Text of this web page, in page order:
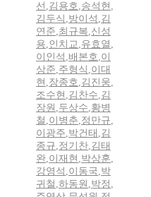
선 ,김용호,송석현 ,
김두식 ,방이석 ,김
연준,최규복,신성
용,인치교,유효열 ,
이인석 ,배본호,이
상준,주형식 ,이대
현 ,장종호,김진웅,
조수현 ,김찬수,김
장원 ,두상수,황병
철 ,이병춘,정만규,
이광주,박건태 ,김
종규,정기찬,김태
완,이재현 ,박상훈,
강영석 ,이동국,박
귀철 ,하동원 ,박정 ,